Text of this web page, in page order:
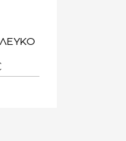
ΛΕΥΚΟ